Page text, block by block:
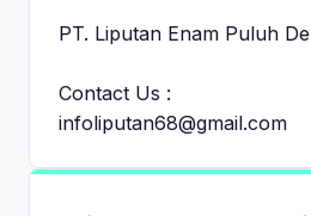
PT. Liputan Enam Puluh
Contact Us :
infoliputan68@gmail.com